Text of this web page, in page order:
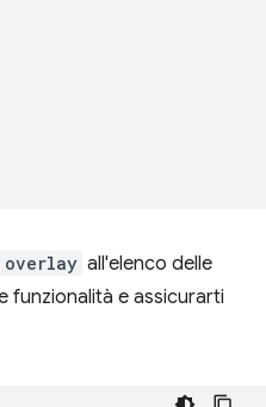
overlay all'elenco delle
funzionalità e assicurarti